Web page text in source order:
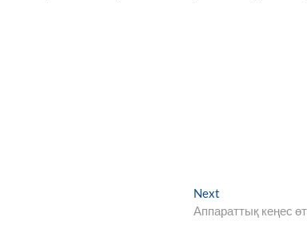
Next
post:
Аппараттық кеңес